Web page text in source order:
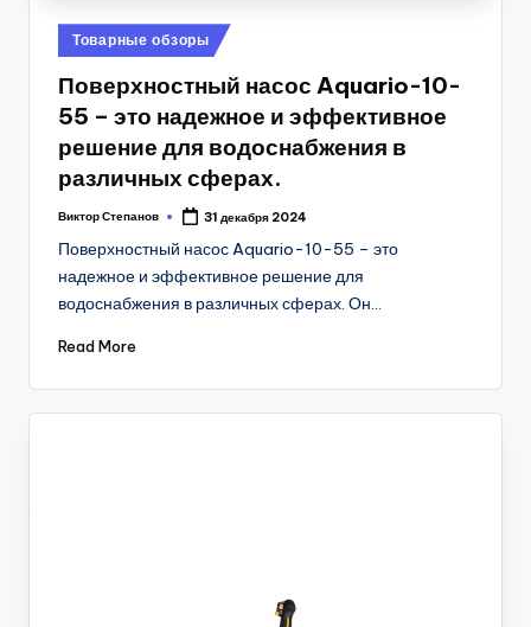
Posted
in
Товарные обзоры
Поверхностный насос Aquario-10-
55 – это надежное и эффективное
решение для водоснабжения в
различных сферах.
Posted
Виктор Степанов 31 декабря 2024
Поверхностный насос Aquario-10-55 – это
надежное и эффективное решение для
водоснабжения в различных сферах. Он…
Read More